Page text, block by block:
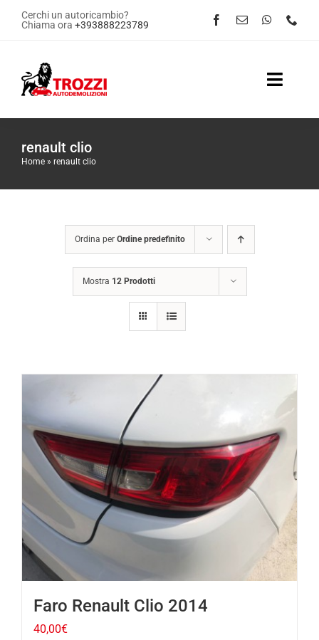
SaltaCerchi un autoricambio?
Chiama ora +393888223789
Toggle
Contattaci
renault clio
Home » renault clio
Ordina per Ordine predefinito
Mostra 12 Prodotti
Faro Renault Clio 2014
40,00€